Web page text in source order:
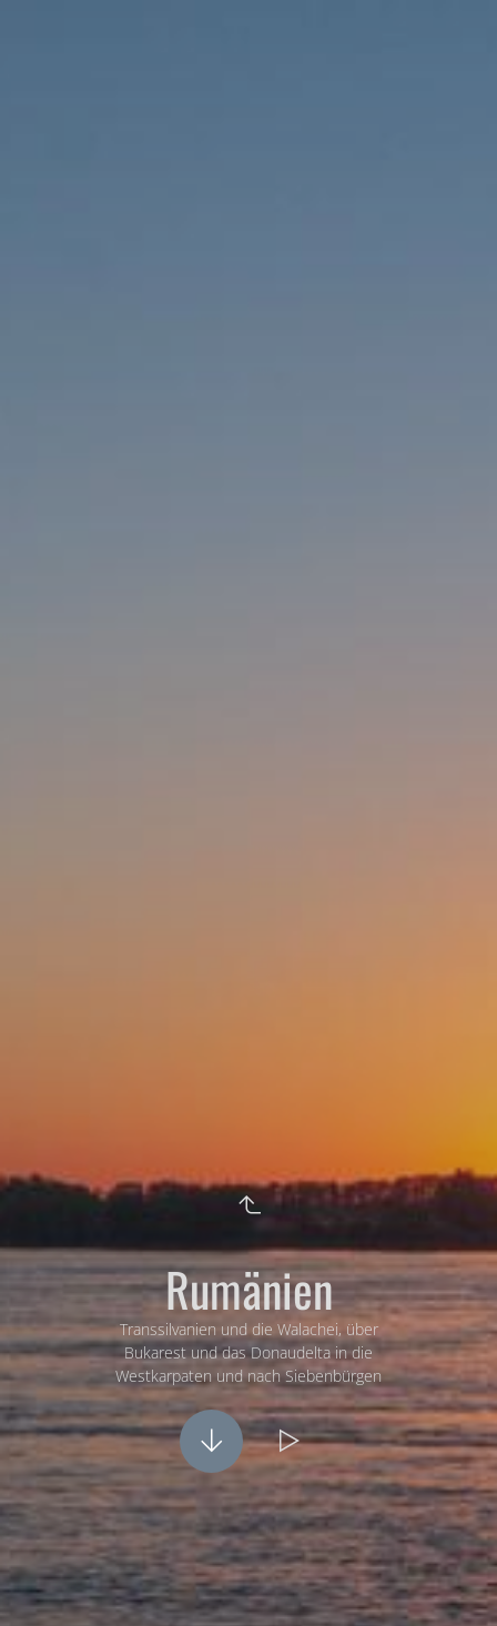
Rumänien
Transsilvanien und die Walachei, über
Bukarest und das Donaudelta in die
Westkarpaten und nach Siebenbürgen